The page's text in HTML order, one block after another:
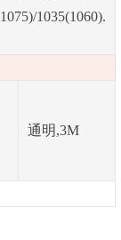
1035(1060).
通明,3M